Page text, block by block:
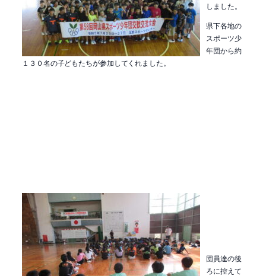
しました。
県下各地の
スポーツ少
年団から約
１３０名の子どもたちが参加してくれました。
団員達の後
ろに控えて